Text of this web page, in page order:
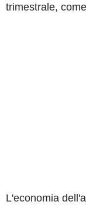
trimestrale,
L'economia